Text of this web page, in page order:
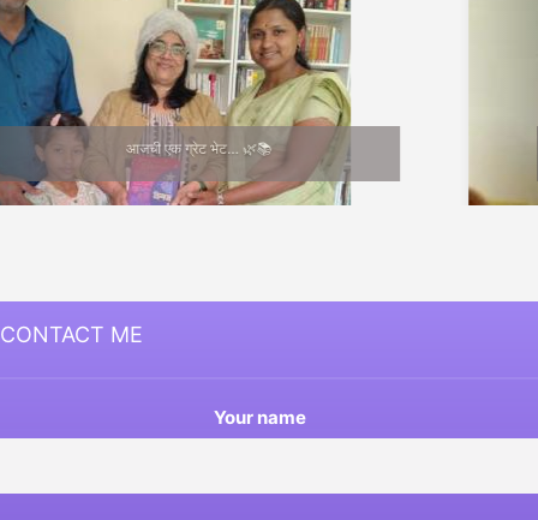
Medha Joshi
CONTACT ME
Your name